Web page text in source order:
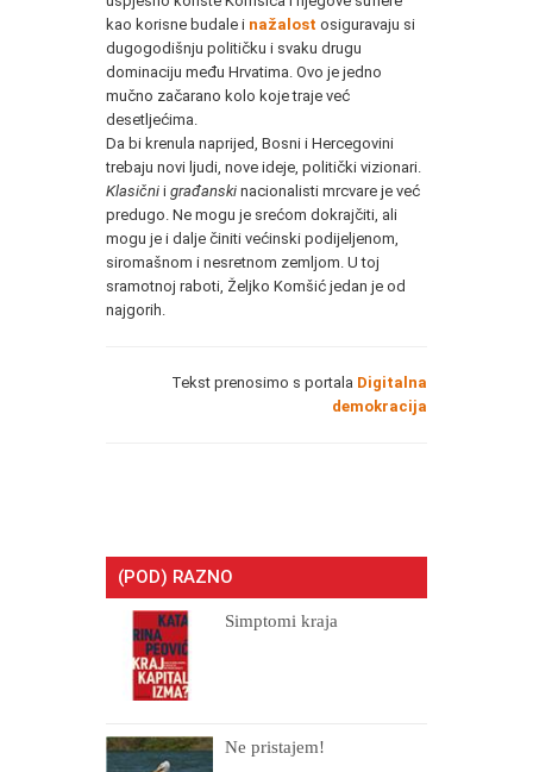
kao korisne budale i nažalost osiguravaju si
dugogodišnju političku i svaku drugu
dominaciju među Hrvatima. Ovo je jedno
mučno začarano kolo koje traje već
desetljećima.
Da bi krenula naprijed, Bosni i Hercegovini
trebaju novi ljudi, nove ideje, politički vizionari.
Klasični i građanski nacionalisti mrcvare je već
predugo. Ne mogu je srećom dokrajčiti, ali
mogu je i dalje činiti većinski podijeljenom,
siromašnom i nesretnom zemljom. U toj
sramotnoj raboti, Željko Komšić jedan je od
najgorih.
Tekst prenosimo s portala Digitalna
demokracija
(POD) RAZNO
Simptomi kraja
Ne pristajem!